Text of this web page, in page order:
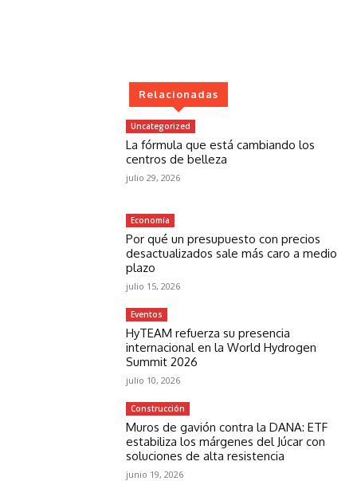
Relacionadas
Uncategorized
La fórmula que está cambiando los
centros de belleza
julio 29, 2026
Economía
Por qué un presupuesto con precios
desactualizados sale más caro a medio
plazo
julio 15, 2026
Eventos
HyTEAM refuerza su presencia
internacional en la World Hydrogen
Summit 2026
julio 10, 2026
Construcción
Muros de gavión contra la DANA: ETF
estabiliza los márgenes del Júcar con
soluciones de alta resistencia
junio 19, 2026